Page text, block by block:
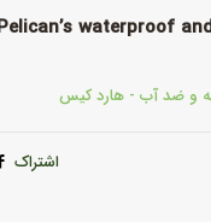
waterproof
و ضد آب - هارد کیس
اشتراک